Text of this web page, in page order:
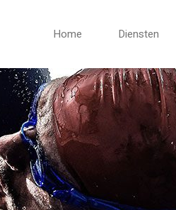
Home Diensten